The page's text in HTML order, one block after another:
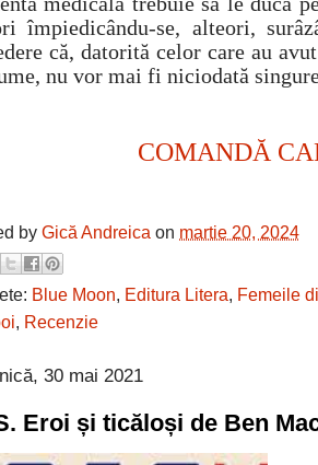
împiedicându-se, alteori,
că, datorită celor care au
nu vor mai fi niciodată
COMANDĂ
by Gică Andreica on martie 20, 2024
Blue Moon, Editura Litera, Femeile
, Recenzie
30 mai 2021
Eroi și ticăloși de Ben